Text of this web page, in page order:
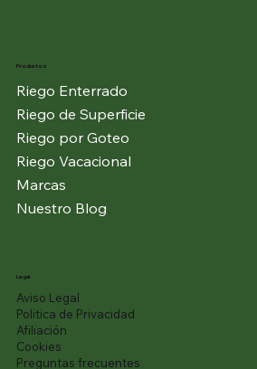
Productos
Riego Enterrado
Riego de Superficie
Riego por Goteo
Riego Vacacional
Marcas
Nuestro Blog
Legal
Aviso Legal
Politica de Privacidad
Afiliación
Cookies
Preguntas frecuentes